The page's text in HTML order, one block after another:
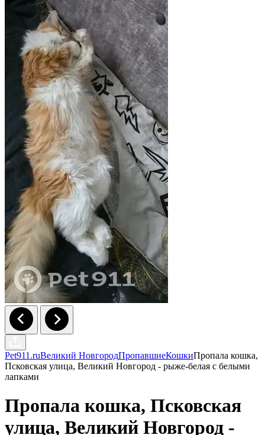
Pet911.ruВеликий НовгородПропавшиеКошкиПропала кошка,
Псковская улица, Великий Новгород - рыже-белая с белыми
лапками
Пропала кошка, Псковская
улица, Великий Новгород -